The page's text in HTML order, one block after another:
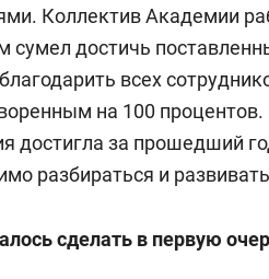
Коллектив Академии
сумел достичь
всех
на 100
достигла за прошедший
разбираться и
сделать в первую